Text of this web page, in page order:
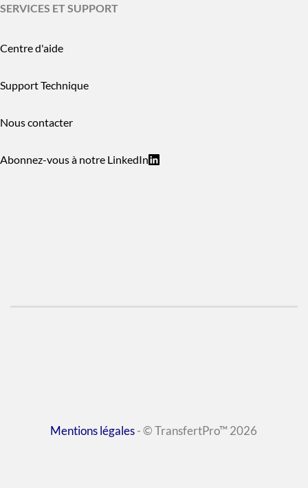
SERVICES ET SUPPORT
Centre d'aide
Support Technique
Nous contacter
Abonnez-vous à notre LinkedIn
Mentions légales- © TransfertPro™ 2026